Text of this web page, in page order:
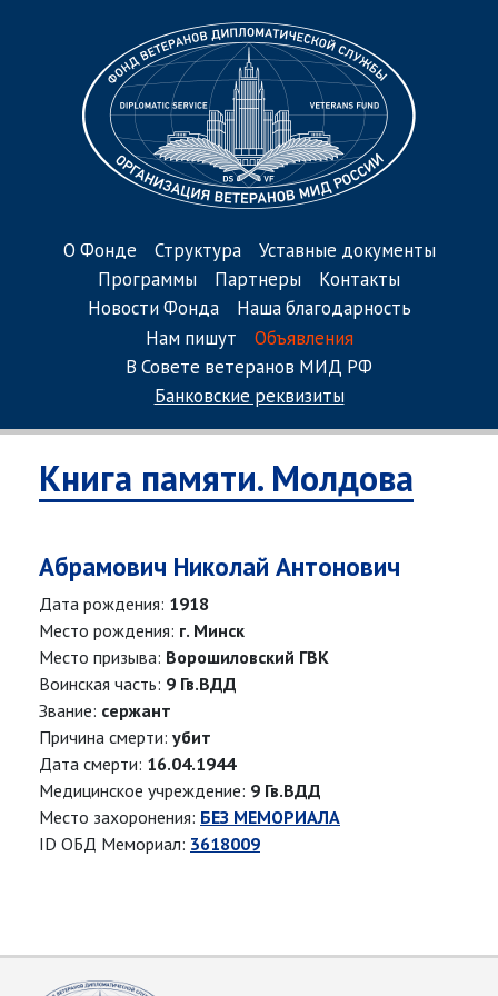
О Фонде Структура
Уставные документы
Программы
Партнеры
Контакты
Новости Фонда
Наша благодарность
Нам пишут
Объявления
В Совете ветеранов МИД РФ
Банковские реквизиты
Книга памяти. Молдова
Абрамович Николай Антонович
Дата рождения: 1918
Место рождения: г. Минск
Место призыва: Ворошиловский ГВК
Воинская часть: 9 Гв.ВДД
Звание: сержант
Причина смерти: убит
Дата смерти: 16.04.1944
Медицинское учреждение: 9 Гв.ВДД
Место захоронения: БЕЗ МЕМОРИАЛА
ID ОБД Мемориал: 3618009